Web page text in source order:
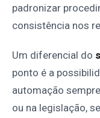
padronizar
consistência nos
Um diferencial do
ponto é a
automação
ou na legislação,